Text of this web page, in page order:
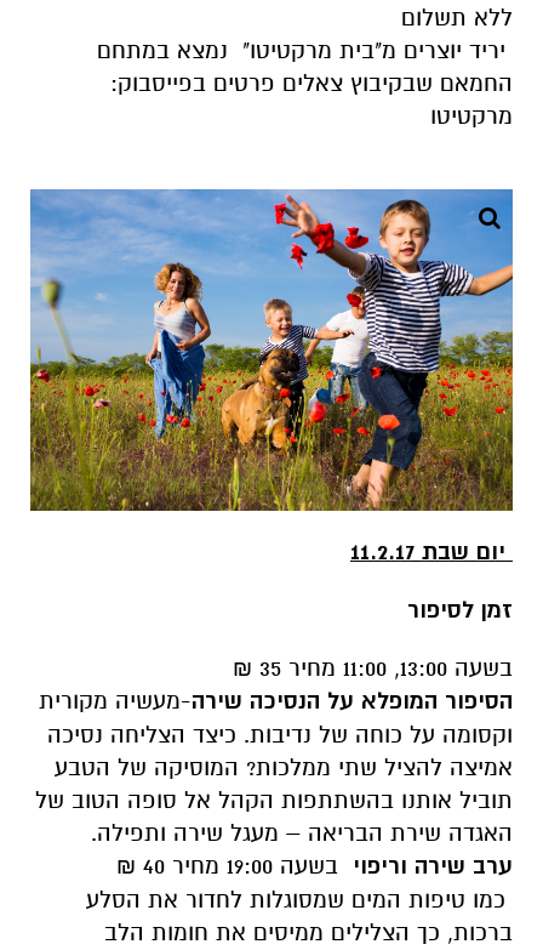
ללא תשלום
יריד יוצרים מ"בית מרקטיטו" נמצא במתחם
החמאם שבקיבוץ צאלים פרטים בפייסבוק:
מרקטיטו
יום שבת 11.2.17
זמן לסיפור
בשעה 13:00, 11:00 מחיר 35 ₪
הסיפור המופלא על הנסיכה שירה-מעשיה מקורית
וקסומה על כוחה של נדיבות. כיצד הצליחה נסיכה
אמיצה להציל שתי ממלכות? המוסיקה של הטבע
תוביל אותנו בהשתתפות הקהל אל סופה הטוב של
האגדה שירת הבריאה – מעגל שירה ותפילה.
ערב שירה וריפוי
בשעה 19:00 מחיר 40 ₪
כמו טיפות המים שמסוגלות לחדור את הסלע
ברכות, כך הצלילים ממיסים את חומות הלב